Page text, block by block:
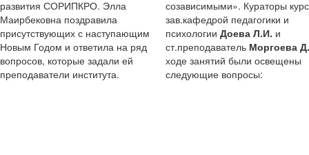
развития СОРИПКРО. Элла
Маирбековна поздравила
присутствующих с наступающим
Новым Годом и ответила на ряд
вопросов, которые задали ей
преподаватели института.
созависимыми». Кураторы
зав.кафедрой педагогики и
психологии Доева Л.И. и
ст.преподаватель Моргоева
ходе занятий были освещены
следующие вопросы: